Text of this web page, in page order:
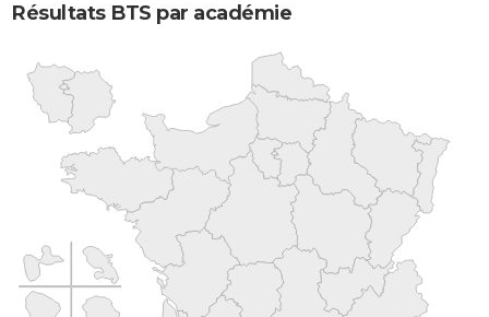
Résultats BTS par académie